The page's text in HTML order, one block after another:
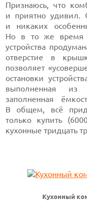
Признаюсь, что
и приятно удивил.
и никаких
Но в то же время
устройства
отверстие в
позволяет
остановки
выполненная из
заполненная
В общем, всё
только купить
кухонные тридцать
Кухонный